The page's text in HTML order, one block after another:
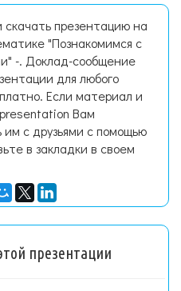
презентацию на
"Познакомимся с
-. Доклад-сообщение
для любого
Если материал и
Вам
с друзьями с помощью
в закладки в своем
презентации